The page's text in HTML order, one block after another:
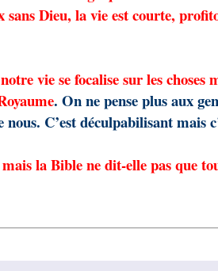
sans Dieu, la vie est courte,
vie se focalise sur les choses
. On ne pense plus aux
C’est déculpabilisant mais
mais la Bible ne dit-elle pas que